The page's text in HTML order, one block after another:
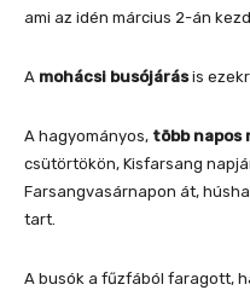
ami az idén március 2-án
A mohácsi busójárásis
A hagyományos, több napos
csütörtökön, Kisfarsang
Farsangvasárnapon át,
tart.
A busók a fűzfából faragott,